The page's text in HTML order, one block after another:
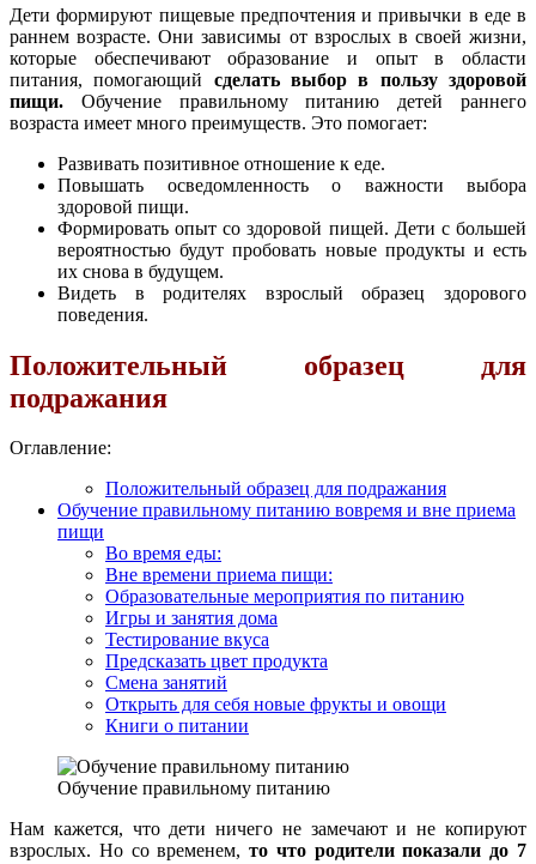
Дети формируют пищевые предпочтения и привычки в еде в
раннем возрасте. Они зависимы от взрослых в своей жизни,
которые обеспечивают образование и опыт в области
питания, помогающий сделать выбор в пользу здоровой
пищи. Обучение правильному питанию детей раннего
возраста имеет много преимуществ. Это помогает:
Развивать позитивное отношение к еде.
Повышать осведомленность о важности выбора
здоровой пищи.
Формировать опыт со здоровой пищей. Дети с большей
вероятностью будут пробовать новые продукты и есть
их снова в будущем.
Видеть в родителях взрослый образец здорового
поведения.
Положительный образец для
подражания
Оглавление:
Положительный образец для подражания
Обучение правильному питанию вовремя и вне приема
пищи
Во время еды:
Вне времени приема пищи:
Образовательные мероприятия по питанию
Игры и занятия дома
Тестирование вкуса
Предсказать цвет продукта
Смена занятий
Открыть для себя новые фрукты и овощи
Книги о питании
Обучение правильному питанию
Нам кажется, что дети ничего не замечают и не копируют
взрослых. Но со временем,то что родители показали до 7